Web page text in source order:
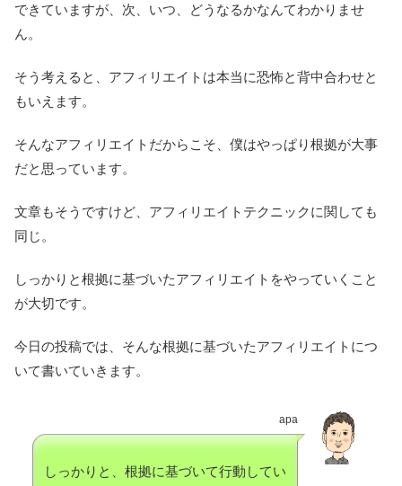
できていますが、次、いつ、どうなるかなんてわかりませ
ん。
そう考えると、アフィリエイトは本当に恐怖と背中合わせと
もいえます。
そんなアフィリエイトだからこそ、僕はやっぱり根拠が大事
だと思っています。
文章もそうですけど、アフィリエイトテクニックに関しても
同じ。
しっかりと根拠に基づいたアフィリエイトをやっていくこと
が大切です。
今日の投稿では、そんな根拠に基づいたアフィリエイトにつ
いて書いていきます。
apa
しっかりと、根拠に基づいて行動してい